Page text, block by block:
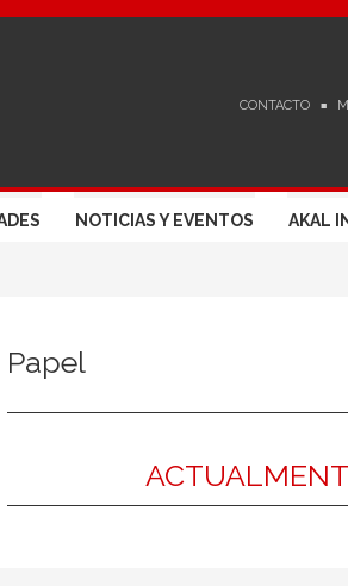
CONTACTO
NOTICIAS Y EVENTOS AKAL
Papel